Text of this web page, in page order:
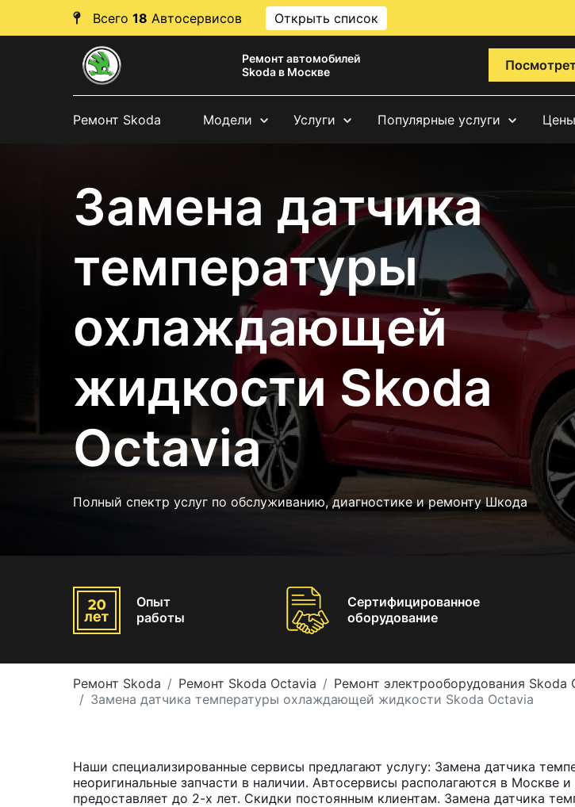
Всего 18 Автосервисов Открыть список
Ремонт автомобилей
Skoda в Москве
Ремонт Skoda Модели Услуги Популярные услуги Цены
Замена датчика
температуры
охлаждающей
жидкости Skoda
Octavia
Полный спектр услуг по обслуживанию, диагностике и ремонту Шкода
Опыт
работы
Сертифицированное
оборудование
Ремонт Skoda Ремонт Skoda Octavia
Ремонт электрооборудования Skoda
Замена датчика температуры охлаждающей жидкости Skoda Octavia
Наши специализированные сервисы предлагают услугу: Замена датчика
неоригинальные запчасти в наличии. Автосервисы располагаются в
предоставляет до 2-х лет. Скидки постоянным клиентам. Замена датчика